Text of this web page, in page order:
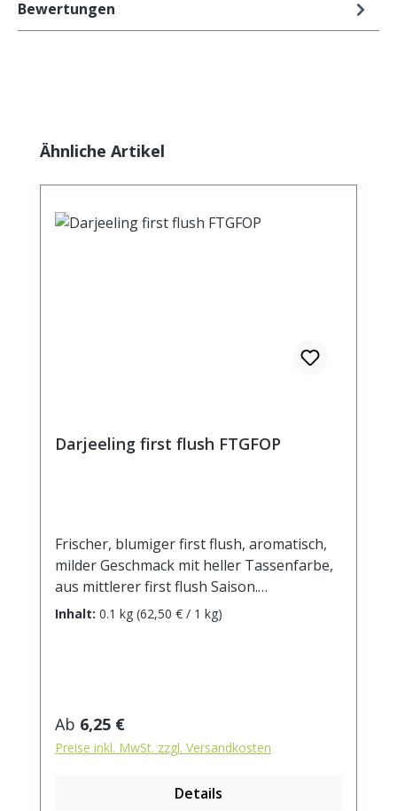
Bewertungen
Produktgalerie überspringen
Ähnliche Artikel
Darjeeling first flush FTGFOP
Frischer, blumiger first flush, aromatisch,
milder Geschmack mit heller Tassenfarbe,
aus mittlerer first flush Saison.
Zubereitung: ca. 10g Tee mit 1 l.
Inhalt: 0.1 kg (62,50 € / 1 kg)
Regulärer Preis:
Ab 6,25 €
Preise inkl. MwSt. zzgl. Versandkosten
Details